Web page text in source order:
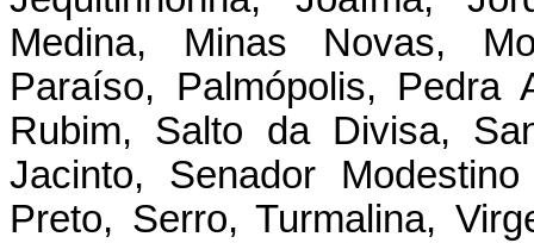
Medina, Minas Novas,
Paraíso, Palmópolis, Pedra
Rubim, Salto da Divisa,
Jacinto, Senador
Preto, Serro, Turmalina,